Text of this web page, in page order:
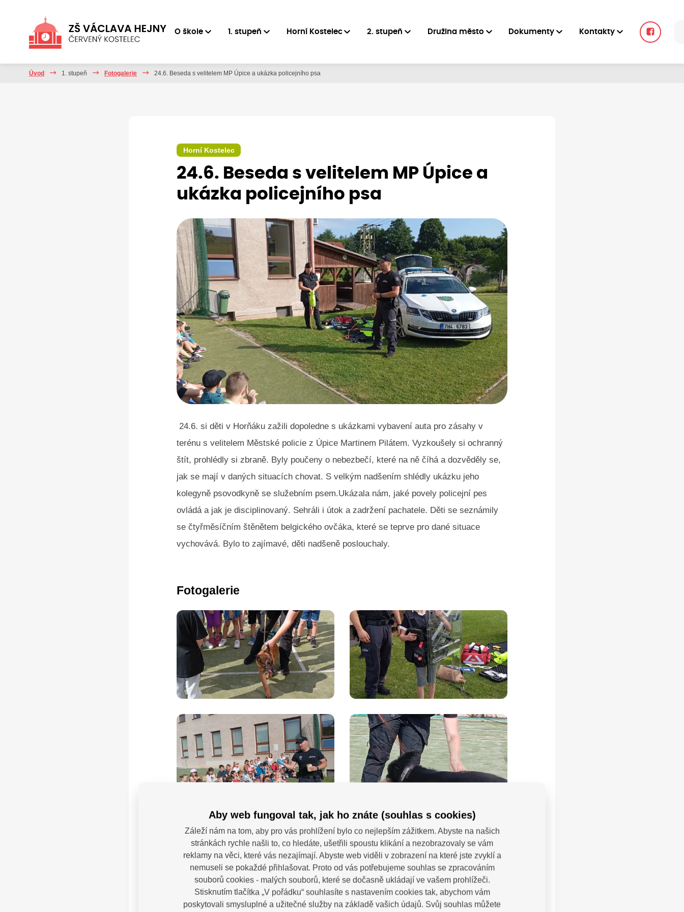
O škole 1. stupeň Horní Kostelec 2. stupeň Družina město Dokumenty Kontakty
Úvod 1. stupeň Fotogalerie 24.6. Beseda s velitelem MP Úpice a ukázka policejního psa
Horní Kostelec
24.6. Beseda s velitelem MP Úpice a
ukázka policejního psa
24.6. si děti v Horňáku zažili dopoledne s ukázkami vybavení auta pro zásahy v
terénu s velitelem Městské policie z Úpice Martinem Pilátem. Vyzkoušely si ochranný
štít, prohlédly si zbraně. Byly poučeny o nebezbečí, které na ně číhá a dozvěděly se,
jak se mají v daných situacích chovat. S velkým nadšením shlédly ukázku jeho
kolegyně psovodkyně se služebním psem.Ukázala nám, jaké povely policejní pes
ovládá a jak je disciplinovaný. Sehráli i útok a zadržení pachatele. Děti se seznámily
se čtyřměsíčním štěnětem belgického ovčáka, které se teprve pro dané situace
vychovává. Bylo to zajímavé, děti nadšeně poslouchaly.
Fotogalerie
Aby web fungoval tak, jak ho znáte (souhlas s cookies)
Záleží nám na tom, aby pro vás prohlížení bylo co nejlepším zážitkem. Abyste na našich
stránkách rychle našli to, co hledáte, ušetřili spoustu klikání a nezobrazovaly se vám
reklamy na věci, které vás nezajímají. Abyste web viděli v zobrazení na které jste zvyklí a
nemuseli se pokaždé přihlašovat. Proto od vás potřebujeme souhlas se zpracováním
souborů cookies - malých souborů, které se dočasně ukládají ve vašem prohlížeči.
Stisknutím tlačítka „V pořádku“ souhlasíte s nastavením cookies tak, abychom vám
poskytovali smysluplné a užitečné služby na základě vašich údajů. Svůj souhlas můžete